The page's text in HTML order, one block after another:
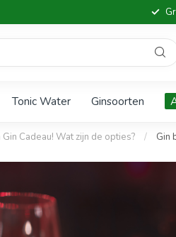
Tonic Water Ginsoorten
Cadeau! Wat zijn de opties? / Gin